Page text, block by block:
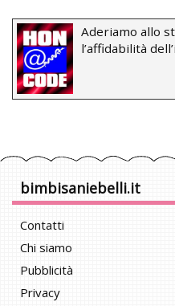
Aderiamo allo
l’affidabilità
bimbisaniebelli.it
Contatti
Chi siamo
Pubblicità
Privacy